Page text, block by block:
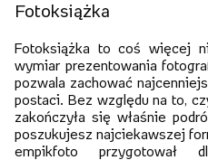
Fotoksiążka
Fotoksiążka to coś więcej
wymiar prezentowania
pozwala zachować
postaci. Bez względu na to,
zakończyła się właśnie
poszukujesz najciekawszej
empikfoto przygotował